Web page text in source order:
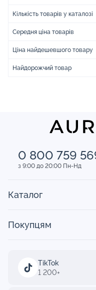
Кількість товарів у каталозі
Середня ціна товарів
Ціна найдешевшого товару
Найдорожчий товар
0 800 759
з 9:00 до 20:00 Пн-Нд
TikTok
1 200+
Каталог
Покупцям